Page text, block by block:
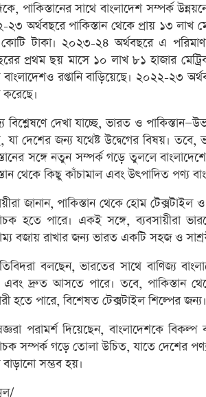
পাকিস্তানের সাথে বাংলাদেশ সম্পর্ক
অর্থবছরে পাকিস্তান থেকে প্রায় ১৩ লাখ
টাকা। ২০২৩-২৪ অর্থবছরে এ
প্রথম ছয় মাসে ১০ লাখ ৮১ হাজার
বাংলাদেশও রপ্তানি বাড়িয়েছে। ২০২২-২৩
করেছে।
বিশ্লেষণে দেখা যাচ্ছে, ভারত ও
যা দেশের জন্য যথেষ্ট উদ্বেগের বিষয়। তবে,
সঙ্গে নতুন সম্পর্ক গড়ে তুললে
থেকে কিছু কাঁচামাল এবং উৎপাদিত পণ্য
জানান, পাকিস্তান থেকে হোম
হতে পারে। একই সঙ্গে, ব্যবসায়ীরা
বজায় রাখার জন্য ভারত একটি সহজ ও
বলছেন, ভারতের সাথে বাণিজ্য
দ্রুত আসতে পারে। তবে, পাকিস্তান
হতে পারে, বিশেষত টেক্সটাইল শিল্পের জন্য।
পরামর্শ দিয়েছেন, বাংলাদেশকে
সম্পর্ক গড়ে তোলা উচিত, যাতে দেশের
বাড়ানো সম্ভব হয়।